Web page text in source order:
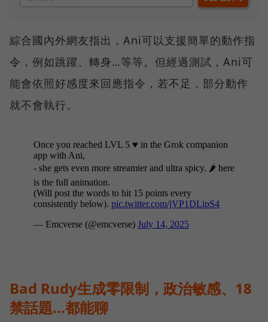
綜合國內外網友指出，Ani可以支援簡單的動作指
令，例如跳躍、轉身…等等。但經過測試，Ani可
能會依照好感度來回應指令，若不足，部分動作
就不會執行。
Bad Rudy生成零限制，政治敏感、18
禁話題…都能聊